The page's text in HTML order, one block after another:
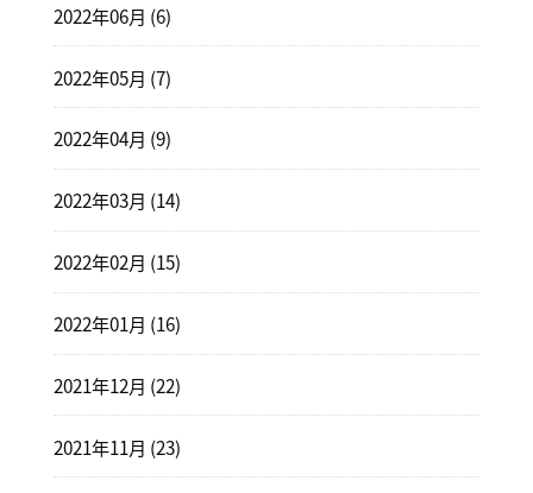
2022年06月 (6)
2022年05月 (7)
2022年04月 (9)
2022年03月 (14)
2022年02月 (15)
2022年01月 (16)
2021年12月 (22)
2021年11月 (23)